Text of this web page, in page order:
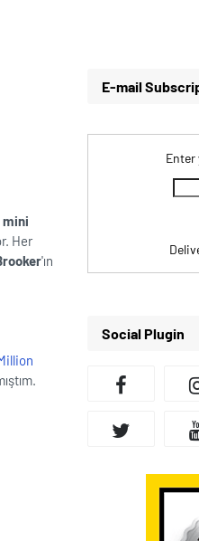
mini
Her
'ın
E-mail
Enter
Social Plugin